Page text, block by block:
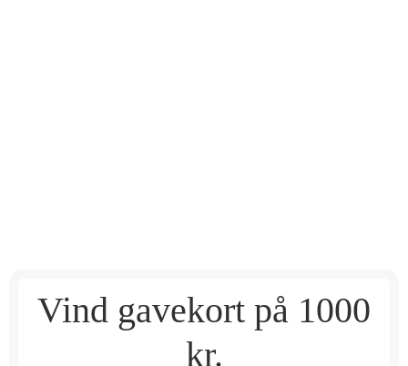
Vind gavekort på 1000
kr.